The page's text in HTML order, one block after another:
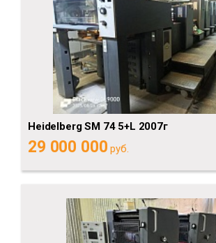
Heidelberg SM 74 5+L 2007г
29 000 000 руб.